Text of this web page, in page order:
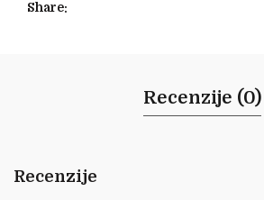
Share
Recenzije (0)
Recenzije